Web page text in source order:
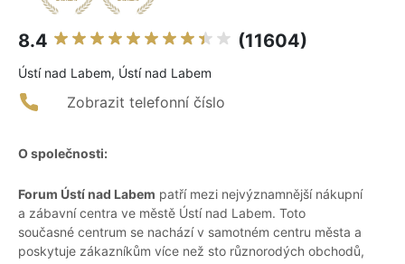
8.4 (11604)
Ústí nad Labem, Ústí nad Labem
Zobrazit telefonní číslo
O společnosti:
Forum Ústí nad Labem patří mezi nejvýznamnější nákupní
a zábavní centra ve městě Ústí nad Labem. Toto
současné centrum se nachází v samotném centru města a
poskytuje zákazníkům více než sto různorodých obchodů,